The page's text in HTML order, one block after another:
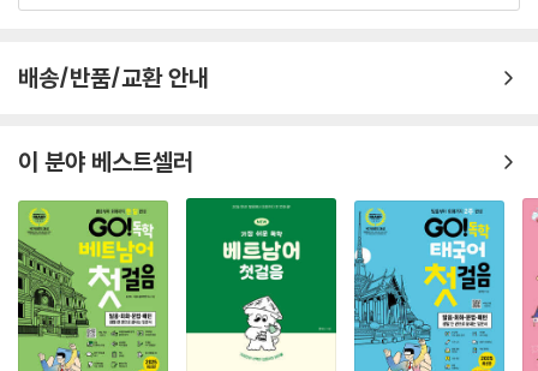
배송/반품/교환 안내
이 분야 베스트셀러